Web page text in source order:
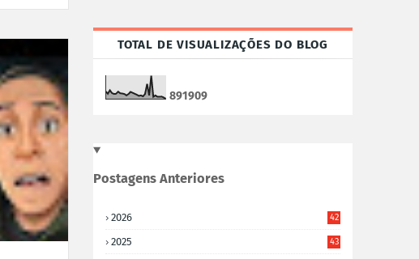
TOTAL DE VISUALIZAÇÕES DO BLOG
891909
Postagens Anteriores
2026 42
2025 43